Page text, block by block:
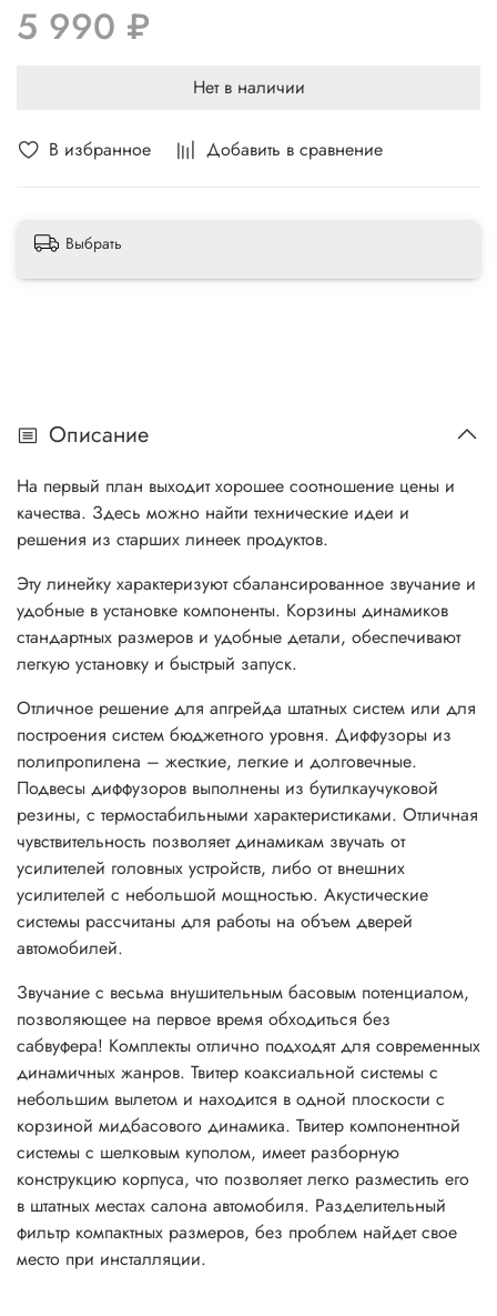
В избранное Добавить в сравнение
5 990 ₽
Нет в наличии
Выбрать
Описание
На первый план выходит хорошее соотношение цены и
качества. Здесь можно найти технические идеи и
решения из старших линеек продуктов.
Эту линейку характеризуют сбалансированное звучание и
удобные в установке компоненты. Корзины динамиков
стандартных размеров и удобные детали, обеспечивают
легкую установку и быстрый запуск.
Отличное решение для апгрейда штатных систем или для
построения систем бюджетного уровня. Диффузоры из
полипропилена – жесткие, легкие и долговечные.
Подвесы диффузоров выполнены из бутилкаучуковой
резины, с термостабильными характеристиками. Отличная
чувствительность позволяет динамикам звучать от
усилителей головных устройств, либо от внешних
усилителей с небольшой мощностью. Акустические
системы рассчитаны для работы на объем дверей
автомобилей.
Звучание с весьма внушительным басовым потенциалом,
позволяющее на первое время обходиться без
сабвуфера! Комплекты отлично подходят для современных
динамичных жанров. Твитер коаксиальной системы с
небольшим вылетом и находится в одной плоскости с
корзиной мидбасового динамика. Твитер компонентной
системы с шелковым куполом, имеет разборную
конструкцию корпуса, что позволяет легко разместить его
в штатных местах салона автомобиля. Разделительный
фильтр компактных размеров, без проблем найдет свое
место при инсталляции.